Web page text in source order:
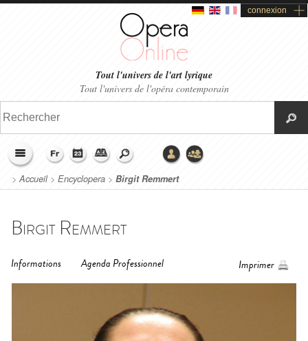
connexion
Tout l'univers de l'art lyrique
Tout l'univers de l'opéra contemporain
>Accueil> Encyclopera > Birgit Remmert
Birgit Remmert
Informations Agenda Professionnel Imprimer